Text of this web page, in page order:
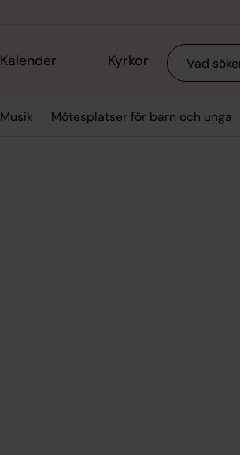
Kalender Kyrkor Sök
Musik Mötesplatser för barn och unga